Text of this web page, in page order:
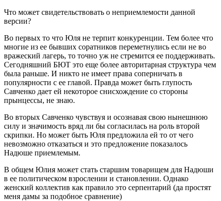
Что может свидетельствовать о неприемлемости данной
версии?
Во первых то что Юля не терпит конкуренции. Тем более что
многие из ее бывших соратников переметнулись если не во
вражеский лагерь, то точно уж не стремится ее поддерживать.
Сегодняшний БЮТ это еще более авторитарная структура чем
была раньше. И никто не имеет права соперничать в
популярности с ее главой. Правда может быть глупость
Савченко дает ей некоторое снисхождение со стороны
прынцессы, не знаю.
Во вторых Савченко чувствуя и осознавая свою нынешнюю
силу и значимость вряд ли бы согласилась на роль второй
скрипки. Но может быть Юля предложила ей то от чего
невозможно отказаться и это предложение показалось
Надюше приемлемым.
В общем Юлия может стать старшим товарищем для Надюши
в ее политическом взрослении и становлении. Однако
женский коллектив как правило это серпентарий (да простят
меня дамы за подобное сравнение)